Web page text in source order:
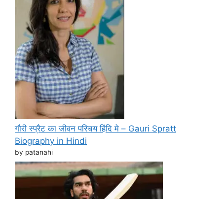
गौरी स्प्रैट का जीवन परिचय हिंदि मे – Gauri Spratt
Biography in Hindi
by patanahi